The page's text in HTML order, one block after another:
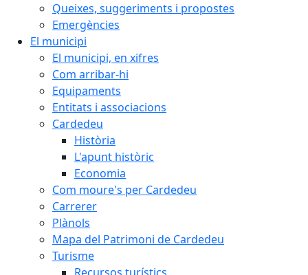
Queixes, suggeriments i propostes
Emergències
El municipi
El municipi, en xifres
Com arribar-hi
Equipaments
Entitats i associacions
Cardedeu
Història
L'apunt històric
Economia
Com moure's per Cardedeu
Carrerer
Plànols
Mapa del Patrimoni de Cardedeu
Turisme